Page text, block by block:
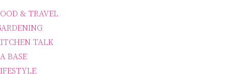
& TRAVEL
TALK
BASE